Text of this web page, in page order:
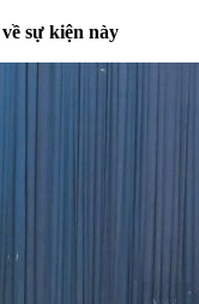
sự kiện này